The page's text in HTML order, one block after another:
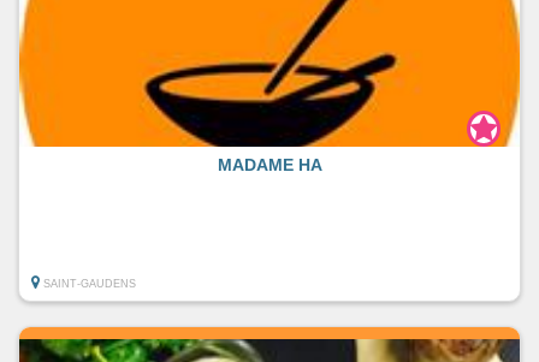
MADAME HA
SAINT-GAUDENS